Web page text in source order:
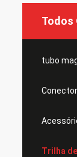
Todos
tubo
Trilha